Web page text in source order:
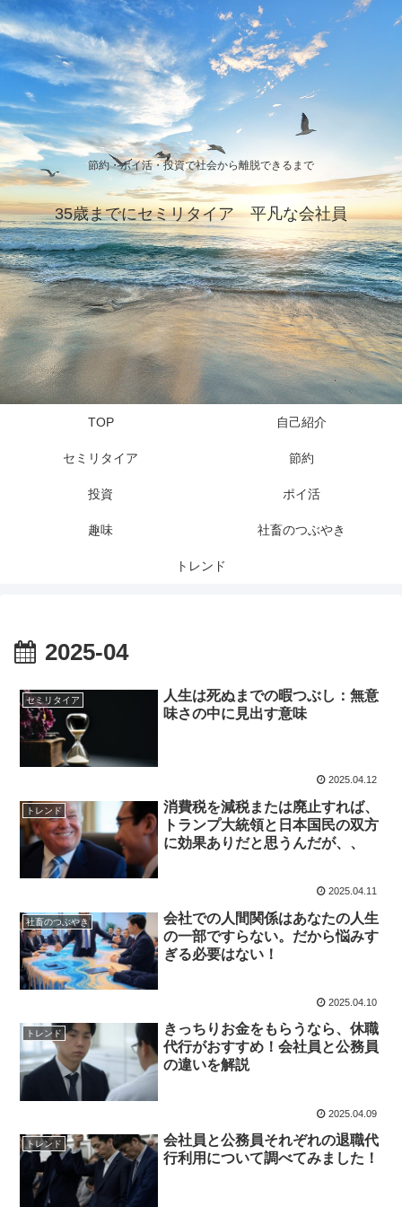
節約・ポイ活・投資で社会から離脱できるまで
35歳までにセミリタイア 平凡な会社員
TOP 自己紹介
セミリタイア 節約
投資 ポイ活
趣味 社畜のつぶやき
トレンド
2025-04
セミリタイア
人生は死ぬまでの暇つぶし：無意
味さの中に見出す意味
2025.04.12
トレンド
消費税を減税または廃止すれば、
トランプ大統領と日本国民の双方
に効果ありだと思うんだが、、
2025.04.11
社畜のつぶやき
会社での人間関係はあなたの人生
の一部ですらない。だから悩みす
ぎる必要はない！
2025.04.10
トレンド
きっちりお金をもらうなら、休職
代行がおすすめ！会社員と公務員
の違いを解説
2025.04.09
トレンド
会社員と公務員それぞれの退職代
行利用について調べてみました！